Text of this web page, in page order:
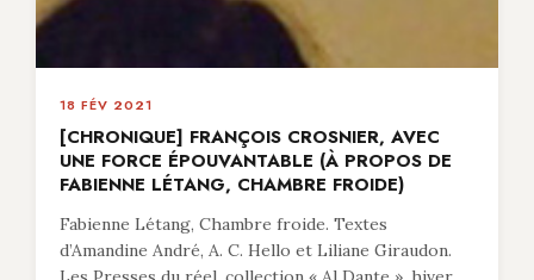
18 FÉV 2021
[CHRONIQUE] FRANÇOIS CROSNIER, AVEC
UNE FORCE ÉPOUVANTABLE (À PROPOS DE
FABIENNE LÉTANG, CHAMBRE FROIDE)
Fabienne Létang, Chambre froide. Textes
d’Amandine André, A. C. Hello et Liliane Giraudon.